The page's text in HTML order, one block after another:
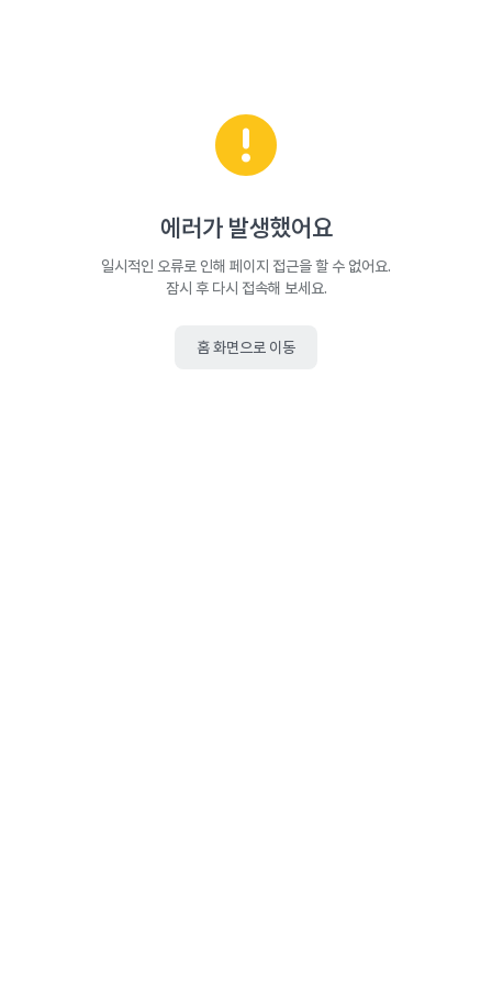
에러가 발생했어요
일시적인 오류로 인해 페이지 접근을 할 수 없어요.
잠시 후 다시 접속해 보세요.
홈 화면으로 이동